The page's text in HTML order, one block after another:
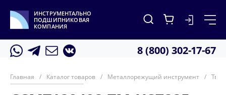
ИНСТРУМЕНТАЛЬНО
ПОДШИПНИКОВАЯ
КОМПАНИЯ
8 (800) 302-17-67
Главная / Каталог товаров / Металлорежущий инструмент /